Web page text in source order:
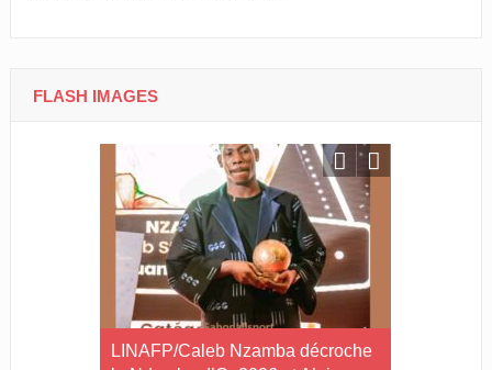
FLASH IMAGES
LINAFP/Caleb Nzamba décroche